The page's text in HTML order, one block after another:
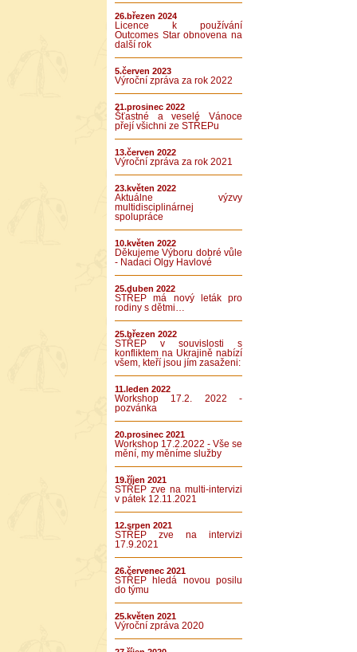
26.březen 2024
Licence k používání
Outcomes Star obnovena na
další rok
5.červen 2023
Výroční zpráva za rok 2022
21.prosinec 2022
Šťastné a veselé Vánoce
přejí všichni ze STŘEPu
13.červen 2022
Výroční zpráva za rok 2021
23.květen 2022
Aktuálne výzvy
multidisciplinárnej
spolupráce
10.květen 2022
Děkujeme Výboru dobré vůle
- Nadaci Olgy Havlové
25.duben 2022
STŘEP má nový leták pro
rodiny s dětmi…
25.březen 2022
STŘEP v souvislosti s
konfliktem na Ukrajině nabízí
všem, kteří jsou jím zasaženi:
11.leden 2022
Workshop 17.2. 2022 -
pozvánka
20.prosinec 2021
Workshop 17.2.2022 - Vše se
mění, my měníme služby
19.říjen 2021
STŘEP zve na multi-intervizi
v pátek 12.11.2021
12.srpen 2021
STŘEP zve na intervizi
17.9.2021
26.červenec 2021
STŘEP hledá novou posilu
do týmu
25.květen 2021
Výroční zpráva 2020